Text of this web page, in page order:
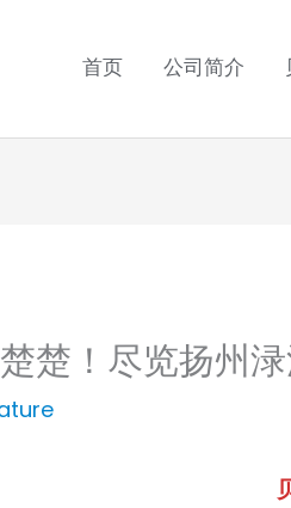
首页 公司简介
楚！尽览扬州